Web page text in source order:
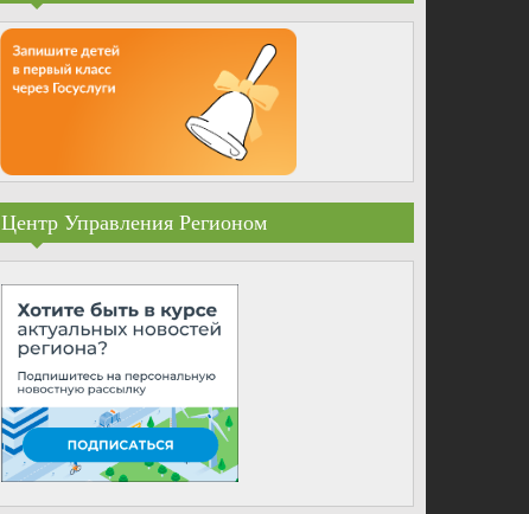
Центр Управления Регионом